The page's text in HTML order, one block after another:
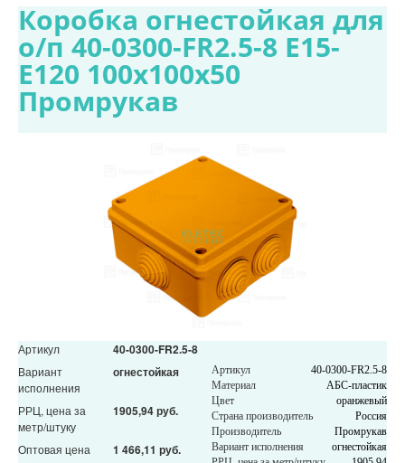
Коробка огнестойкая для
о/п 40-0300-FR2.5-8 E15-
E120 100x100x50
Промрукав
Артикул 40-0300-FR2.5-8
Вариант
исполнения
огнестойкая
РРЦ, цена за
метр/штуку
1905,94 руб.
Оптовая цена
1 466,11 руб.
Артикул
40-0300-FR2.5-8
Материал
АБС-пластик
Цвет
оранжевый
Страна производитель
Россия
Производитель
Промрукав
Вариант исполнения
огнестойкая